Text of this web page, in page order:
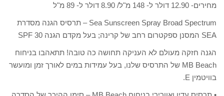
מחירים- 12.90 דולר ל- 148 מ"ל/ 8.90 דולר ל- 89 מ"ל
Sea Sunscreen Spray Broad Spectrum – תרסיס הגנה מסדרת
SEA המסנן ספקטרום רחב של קרינה; בעל מקדם הגנה SPF 30
הגנה חזקה מעולם לא העניקה תחושה כה טובה! תתאהבו בניחוח
MB Beach של התרסיס שלנו, בעל עמידות במים לאורך זמן ומועשר
בוויטמין E.